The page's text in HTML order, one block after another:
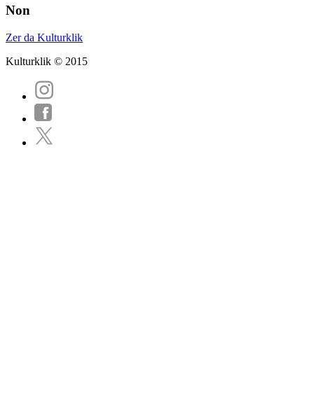
Non
Zer da Kulturklik
Kulturklik © 2015